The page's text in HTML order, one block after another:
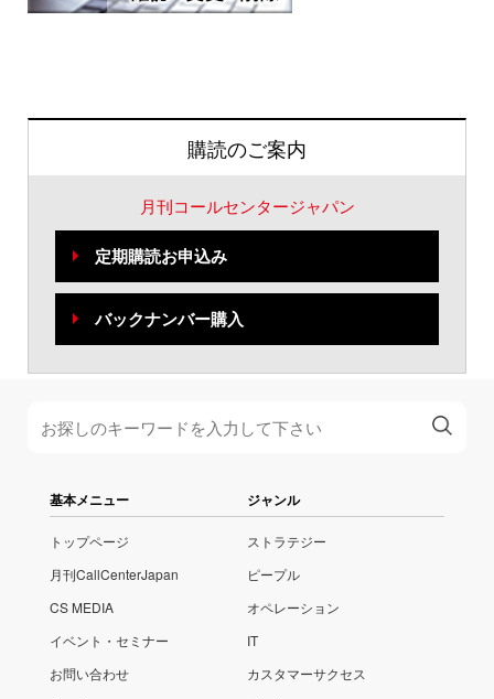
購読のご案内
月刊コールセンタージャパン
定期購読お申込み
バックナンバー購入
基本メニュー
トップページ
月刊CallCenterJapan
CS MEDIA
イベント・セミナー
お問い合わせ
ジャンル
ストラテジー
ピープル
オペレーション
IT
カスタマーサクセス